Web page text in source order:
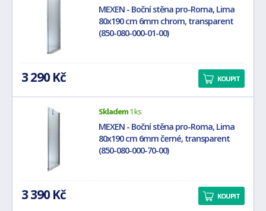
MEXEN - Boční stěna pro-Roma, Lima
80x190 cm 6mm chrom, transparent
(850-080-000-01-00)
3 290 Kč KOUPIT
Skladem1 ks
MEXEN - Boční stěna pro-Roma, Lima
80x190 cm 6mm černé, transparent
(850-080-000-70-00)
3 390 Kč KOUPIT